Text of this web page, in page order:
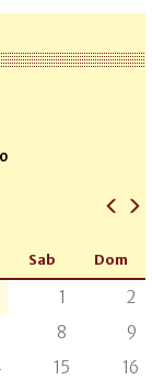
Sab Dom
1
2
8
9
15
16